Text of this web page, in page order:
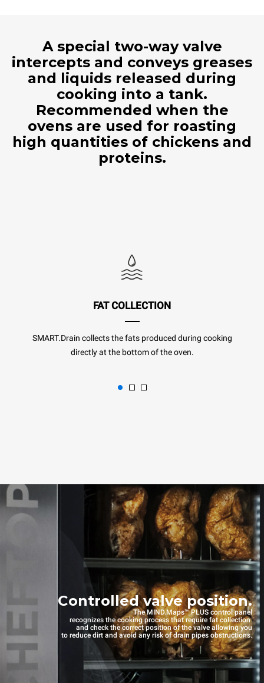
A special two-way valve
intercepts and conveys greases
and liquids released during
cooking into a tank.
Recommended when the
ovens are used for roasting
high quantities of chickens and
proteins.
FAT COLLECTION
SMART.Drain collects the fats produced during cooking
directly at the bottom of the oven.
Controlled valve position.
The MIND.Maps™ PLUS control panel
recognizes the cooking process that require fat collection
and check the correct position of the valve allowing you
to reduce dirt and avoid any risk of drain pipes obstructions.